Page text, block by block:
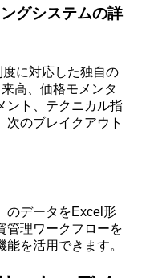
グシステムの詳
に対応した独自の
高、価格モメンタ
ント、テクニカル指
次のブレイクアウト
のデータをExcel形
管理ワークフローを
を活用できます。